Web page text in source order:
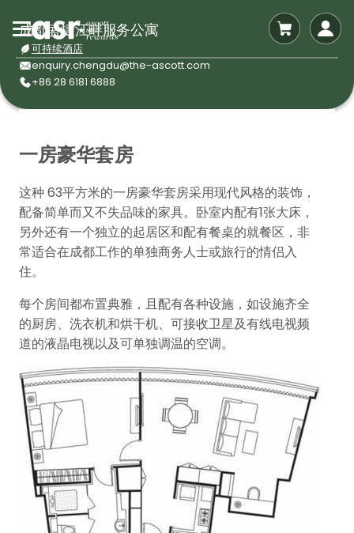
成都盛捷江畔服务公寓
可持续酒店
enquiry.chengdu@the-ascott.com
+86 28 6181 6888
一房豪华套房
这种 63平方米的一房豪华套房采用现代风格的装饰，
配备简单而又不失品味的家具。卧室内配有1张大床，
另外还有一个独立的起居区和配有餐桌的就餐区，非
常适合在成都工作的单独商务人士或旅行的情侣入
住。
每个房间都布置典雅，且配有各种设施，如设施齐全
的厨房、洗衣机和烘干机、可接收卫星及有线电视频
道的液晶电视以及可单独调温的空调。